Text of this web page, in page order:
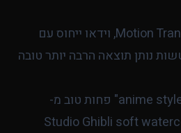
ב-Motion Transfer, וידאו ייחוס עם
נותן תוצאה הרבה יותר טובה
"anime style" פחות טוב מ-
"Studio Ghibli soft